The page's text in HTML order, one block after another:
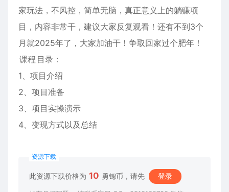
家玩法，不风控，简单无脑，真正意义上的躺赚项
目，内容非常干，建议大家反复观看！还有不到3个
月就2025年了，大家加油干！争取回家过个肥年！
课程 目录：
1、项目介绍
2、项目准备
3、项目实操演示
4、变现方式以及总结
资源下载
此资源下载价格为 10 勇锶币，请先 登录